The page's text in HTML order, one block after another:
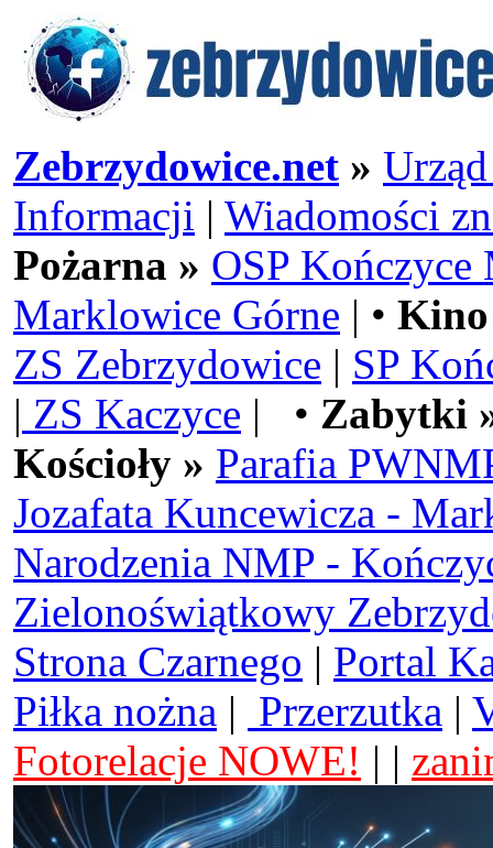
Zebrzydowice.net »
Informacji | Wiadomości
Pożarna » OSP Kończyce
Marklowice Górne | •
ZS Zebrzydowice | SP
| ZS Kaczyce | • Zabytki
Kościoły » Parafia
Jozafata Kuncewicza -
Narodzenia NMP -
Zielonoświątkowy
Strona Czarnego | Portal
Piłka nożna | Przerzutka |
Fotorelacje NOWE! | |